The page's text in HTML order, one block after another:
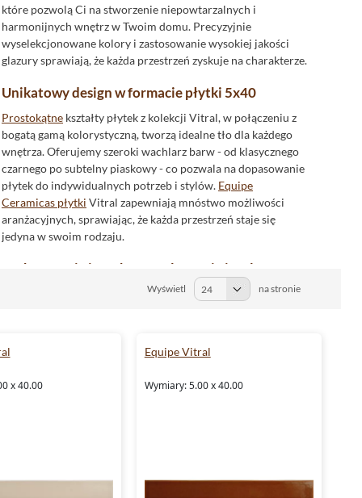
które pozwolą Ci na stworzenie niepowtarzalnych i
harmonijnych wnętrz w Twoim domu. Precyzyjnie
wyselekcjonowane kolory i zastosowanie wysokiej jakości
glazury sprawiają, że każda przestrzeń zyskuje na charakterze.
Unikatowy design w formacie płytki 5x40
Prostokątne kształty płytek z kolekcji Vitral, w połączeniu z
bogatą gamą kolorystyczną, tworzą idealne tło dla każdego
wnętrza. Oferujemy szeroki wachlarz barw - od klasycznego
czarnego po subtelny piaskowy - co pozwala na dopasowanie
płytek do indywidualnych potrzeb i stylów. Equipe
Ceramicas płytki Vitral zapewniają mnóstwo możliwości
aranżacyjnych, sprawiając, że każda przestrzeń staje się
jedyna w swoim rodzaju.
Wykończenie i struktura - elegancja i styl
Wyjątkowość płytek z kolekcji Vitral podkreśla ich
optycznie powiększa przestrzeń i podkreśla jej głębię. Efekt
ten jest szczególnie pożądany w nowoczesnych aranżacjach,
Wyświetl na stronie
x 40.00
Equipe Vitral
Wymiary: 5.00 x 40.00